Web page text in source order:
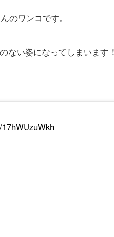
のワンコです。
ない姿になってしまいます！